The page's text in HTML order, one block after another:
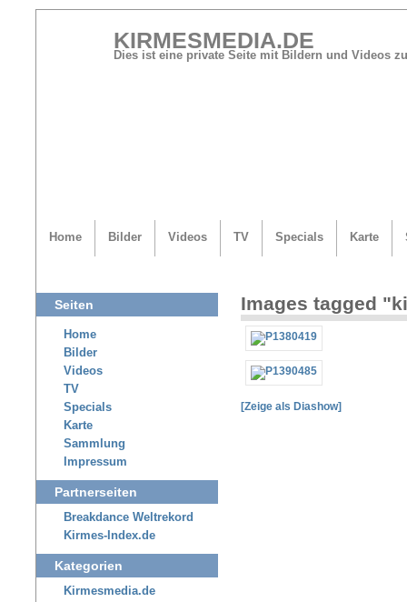
KIRMESMEDIA.DE
Dies ist eine private Seite mit Bildern und Videos
Home Bilder Videos TV Specials Karte
Images tagged
[Zeige als Diashow]
Seiten
Home
Bilder
Videos
TV
Specials
Karte
Sammlung
Impressum
Partnerseiten
Breakdance Weltrekord
Kirmes-Index.de
Kategorien
Kirmesmedia.de